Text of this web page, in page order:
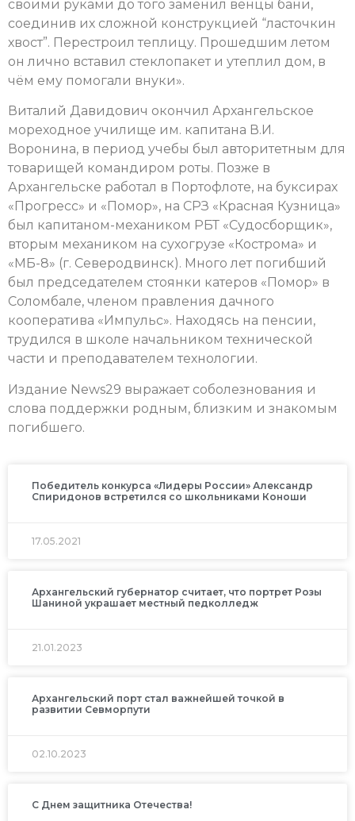
своими руками до того заменил венцы бани,
соединив их сложной конструкцией “ласточкин
хвост”. Перестроил теплицу. Прошедшим летом
он лично вставил стеклопакет и утеплил дом, в
чём ему помогали внуки».
Виталий Давидович окончил Архангельское
мореходное училище им. капитана В.И.
Воронина, в период учебы был авторитетным для
товарищей командиром роты. Позже в
Архангельске работал в Портофлоте, на буксирах
«Прогресс» и «Помор», на СРЗ «Красная Кузница»
был капитаном-механиком РБТ «Судосборщик»,
вторым механиком на сухогрузе «Кострома» и
«МБ-8» (г. Северодвинск). Много лет погибший
был председателем стоянки катеров «Помор» в
Соломбале, членом правления дачного
кооператива «Импульс». Находясь на пенсии,
трудился в школе начальником технической
части и преподавателем технологии.
Издание News29 выражает соболезнования и
слова поддержки родным, близким и знакомым
погибшего.
Победитель конкурса «Лидеры России» Александр
Спиридонов встретился со школьниками Коноши
17.05.2021
Архангельский губернатор считает, что портрет Розы
Шаниной украшает местный педколледж
21.01.2023
Архангельский порт стал важнейшей точкой в
развитии Севморпути
02.10.2023
С Днем защитника Отечества!